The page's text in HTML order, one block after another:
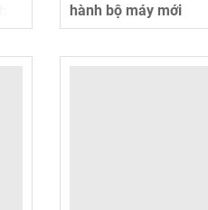
hành bộ máy mới